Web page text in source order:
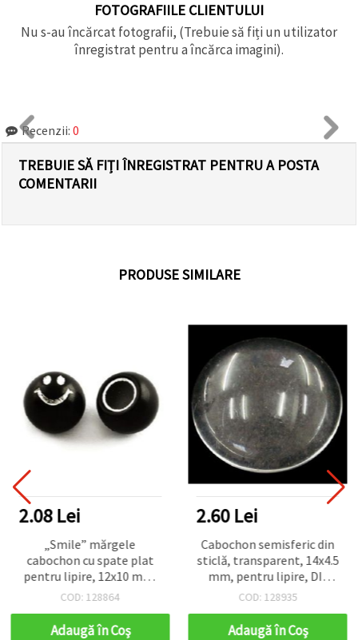
FOTOGRAFIILE CLIENTULUI
Nu s-au încărcat fotografii, (Trebuie să fiți un utilizator
înregistrat pentru a încărca imagini).
Recenzii: 0
TREBUIE SĂ FIȚI ÎNREGISTRAT PENTRU A POSTA
COMENTARII
PRODUSE SIMILARE
2.08 Lei
„Smile” mărgele
cabochon cu spate plat
pentru lipire, 12x10 mm,
negru, 20 buc – pentru
proiecte DIY
COD: 128864
Adaugă în Coş
2.60 Lei
Cabochon semisferic din
sticlă, transparent, 14x4.5
mm, pentru lipire, DIY
haine și bijuterii, set 10
COD: 128935
Adaugă în Coş